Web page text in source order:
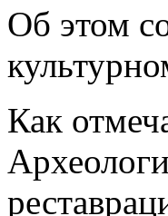
Об этом
Как